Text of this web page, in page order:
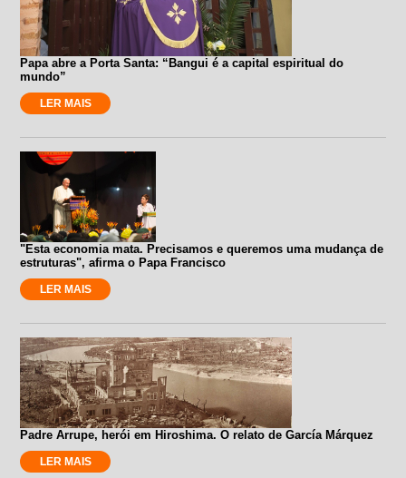
Papa abre a Porta Santa: “Bangui é a capital espiritual do
mundo”
LER MAIS
"Esta economia mata. Precisamos e queremos uma mudança de
estruturas", afirma o Papa Francisco
LER MAIS
Padre Arrupe, herói em Hiroshima. O relato de García Márquez
LER MAIS